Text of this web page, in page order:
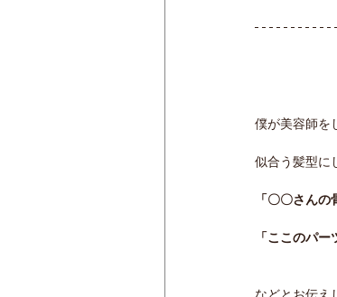
僕が美容師を
似合う髪型に
「〇〇さん
「ここのパ